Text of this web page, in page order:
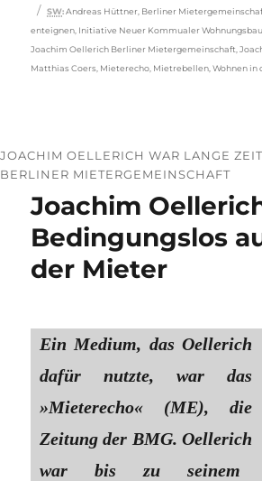
Schlagwörter
SW: Andreas Hüttner Berliner
enteignen Initiative Neuer Kommualer Wohnungsbau
Joachim Oellerich Berliner Mietergemeinschaft ,
Matthias Coers Mieterecho Mietrebellen ,Wohnen in
JOACHIM OELLERICH WAR LANGE
BERLINER MIETERGEMEINSCHAFT
Joachim
Bedingungslos
der Mieter
Ein Medium, das Oellerich
dafür nutzte, war das
»Mieterecho« (ME), die
Zeitung der BMG. Oellerich
war bis zu seinem